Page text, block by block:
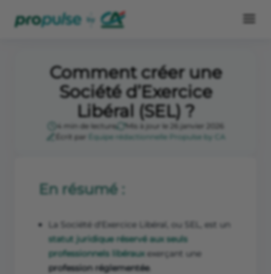
Comment créer une
Société d’Exercice
Libéral (SEL) ?
4 min de lecture
Mis à jour le 26 janvier 2026
Écrit par
Équipe rédactionnelle Propulse by CA
En résumé :
La Société d'Exercice Libéral, ou SEL, est un
statut juridique réservé aux seuls
professionnels libérauxexerçant une
profession réglementée.